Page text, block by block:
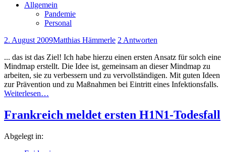
Allgemein
Pandemie
Personal
2. August 2009Matthias Hämmerle 2 Antworten
... das ist das Ziel! Ich habe hierzu einen ersten Ansatz für solch eine
Mindmap erstellt. Die Idee ist, gemeinsam an dieser Mindmap zu
arbeiten, sie zu verbessern und zu vervollständigen. Mit guten Ideen
zur Prävention und zu Maßnahmen bei Eintritt eines Infektionsfalls.
Weiterlesen…
Frankreich meldet ersten H1N1-Todesfall
Abgelegt in: